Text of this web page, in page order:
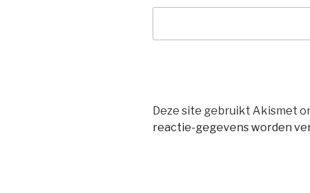
Deze site gebruikt Akismet
reactie-gegevens worden